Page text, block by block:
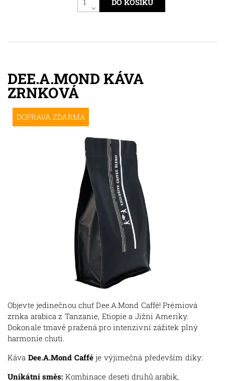
DOPRAVA ZDARMA
DEE.A.MOND KÁVA
ZRNKOVÁ
Objevte jedinečnou chuť Dee.A.Mond Caffé! Prémiová
zrnka arabica z Tanzanie, Etiopie a Jižní Ameriky.
Dokonale tmavě pražená pro intenzivní zážitek plný
harmonie chutí.
Káva Dee.A.Mond Caffé je výjimečná především díky:
Unikátní směs: Kombinace deseti druhů arabik,